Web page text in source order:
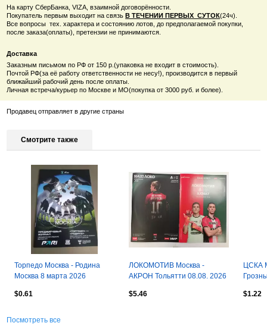
На карту СберБанка, VIZA, взаимной договорённости.
Покупатель первым выходит на связьВ ТЕЧЕНИИ ПЕРВЫХ СУТОК(24ч).
Все вопросы тех. характера и состоянию лотов, до предполагаемой покупки,
после заказа(оплаты), претензии не принимаются.
Доставка
Заказным письмом по РФ от 150 р.(упаковка не входит в стоимость).
Почтой РФ(за её работу ответственности не несу!), производится в первый
ближайший рабочий день после оплаты.
Личная встреча/курьер по Москве и МО(покупка от 3000 руб. и более).
Продавец отправляет в другие страны
Смотрите также
Торпедо Москва - Родина
Москва 8 марта 2026
$0.61
ЛОКОМОТИВ Москва -
АКРОН Тольятти 08.08. 2026
$5.46
ЦСКА
$1.22
Посмотреть все